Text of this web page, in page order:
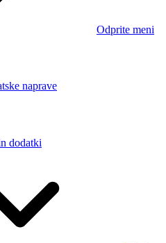
Odprite meni
naprave
dodatki